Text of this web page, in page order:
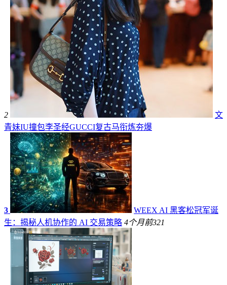
2
文
青妹IU撞包李圣经GUCCI复古马衔炼夯爆
3
WEEX AI 黑客松冠军诞
生：揭秘人机协作的 AI 交易策略 4个月前321